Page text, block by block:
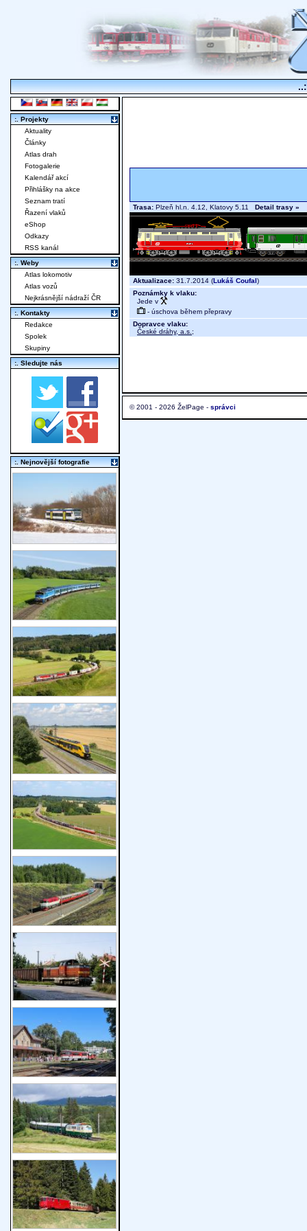
Trasa: Plzeň hl.n. 4.12, Klatovy 5.11 Detail trasy »
Aktualizace: 31.7.2014 (Lukáš Coufal)
Poznámky k vlaku:
Jede v
- úschova během přepravy
Dopravce vlaku:
České dráhy, a.s. ;
© 2001 - 2026 ŽelPage - správci
:. Projekty
Aktuality
Články
Atlas drah
Fotogalerie
Kalendář akcí
Přihlášky na akce
Seznam tratí
Řazení vlaků
eShop
Odkazy
RSS kanál
:. Weby
Atlas lokomotiv
Atlas vozů
Nejkrásnější nádraží ČR
:. Kontakty
Redakce
Spolek
Skupiny
:. Sledujte nás
:. Nejnovější fotografie